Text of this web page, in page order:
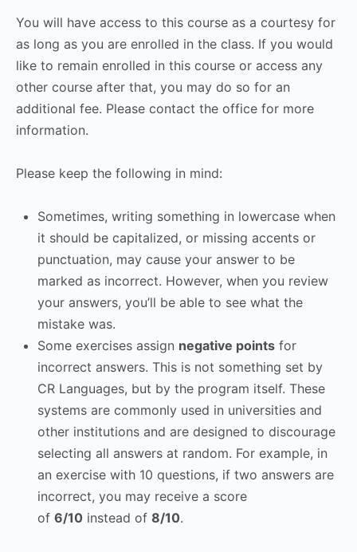
You will have access to this course as a courtesy for
as long as you are enrolled in the class. If you would
like to remain enrolled in this course or access any
other course after that, you may do so for an
additional fee. Please contact the office for more
information.
Please keep the following in mind:
Sometimes, writing something in lowercase when
it should be capitalized, or missing accents or
punctuation, may cause your answer to be
marked as incorrect. However, when you review
your answers, you’ll be able to see what the
mistake was.
Some exercises assign negative points for
incorrect answers. This is not something set by
CR Languages, but by the program itself. These
systems are commonly used in universities and
other institutions and are designed to discourage
selecting all answers at random. For example, in
an exercise with 10 questions, if two answers are
incorrect, you may receive a score
of 6/10 instead of 8/10.